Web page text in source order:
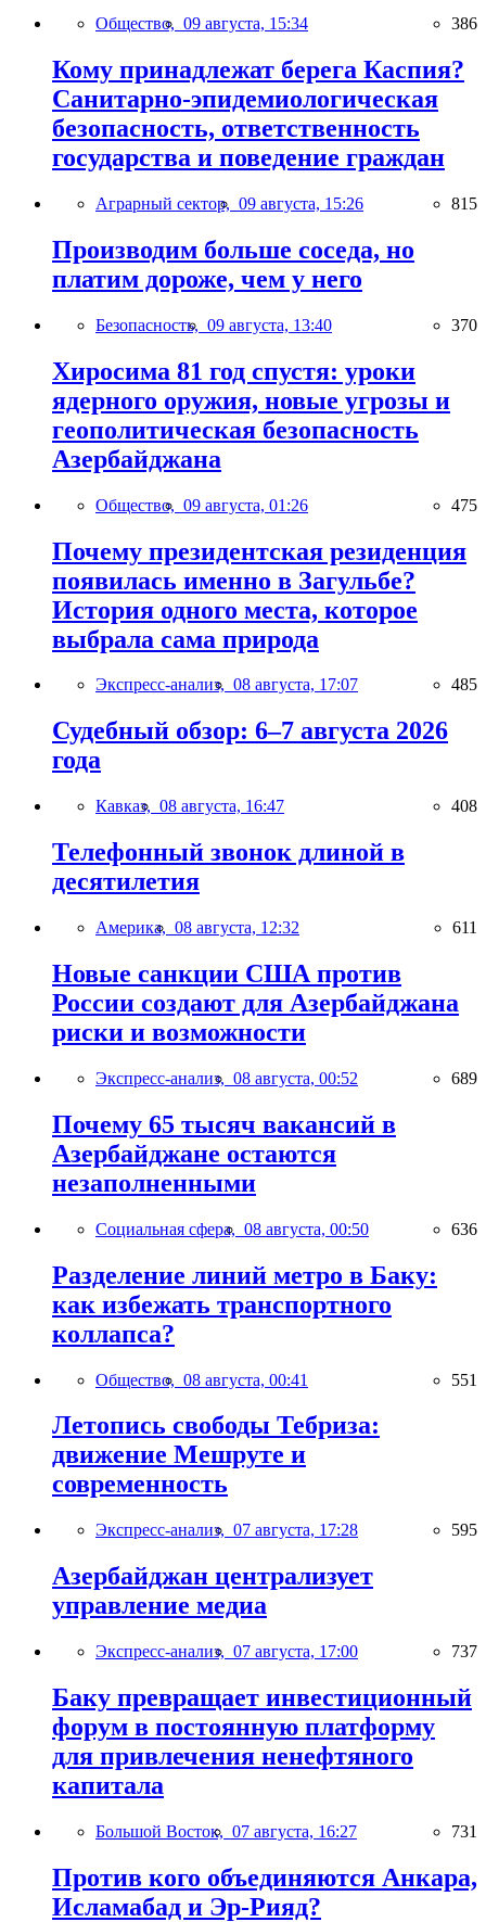
Общество, 09 августа, 15:34 386
Кому принадлежат берега Каспия?
Санитарно-эпидемиологическая
безопасность, ответственность
государства и поведение граждан
Аграрный сектор, 09 августа, 15:26 815
Производим больше соседа, но
платим дороже, чем у него
Безопасность, 09 августа, 13:40 370
Хиросима 81 год спустя: уроки
ядерного оружия, новые угрозы и
геополитическая безопасность
Азербайджана
Общество, 09 августа, 01:26 475
Почему президентская резиденция
появилась именно в Загульбе?
История одного места, которое
выбрала сама природа
Экспресс-анализ, 08 августа, 17:07 485
Судебный обзор: 6–7 августа 2026
года
Кавказ, 08 августа, 16:47 408
Телефонный звонок длиной в
десятилетия
Америка, 08 августа, 12:32 611
Новые санкции США против
России создают для Азербайджана
риски и возможности
Экспресс-анализ, 08 августа, 00:52 689
Почему 65 тысяч вакансий в
Азербайджане остаются
незаполненными
Социальная сфера, 08 августа, 00:50 636
Разделение линий метро в Баку:
как избежать транспортного
коллапса?
Общество, 08 августа, 00:41 551
Летопись свободы Тебриза:
движение Мешруте и
современность
Экспресс-анализ, 07 августа, 17:28 595
Азербайджан централизует
управление медиа
Экспресс-анализ, 07 августа, 17:00 737
Баку превращает инвестиционный
форум в постоянную платформу
для привлечения ненефтяного
капитала
Большой Восток, 07 августа, 16:27 731
Против кого объединяются Анкара,
Исламабад и Эр-Рияд?